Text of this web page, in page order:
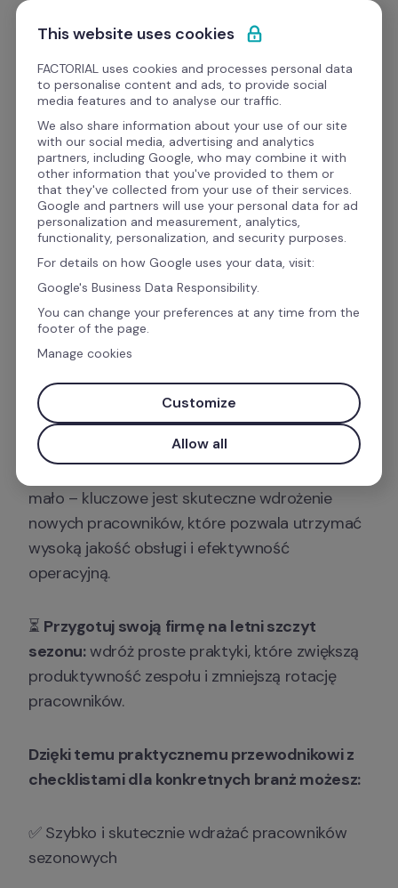
Przejdź do treści
Zacznij darmowo
E-booki
Sezonowy onboarding:
szybka i spójna integracja
zespołów sezonowych
Unikaj błędów operacyjnych i zadbaj o
produktywność zespołów od pierwszego dnia
onboardingu dla handlu detalicznego,
hotelarstwa i gastronomii.
mało – kluczowe jest skuteczne wdrożenie
nowych pracowników, które pozwala utrzymać
wysoką jakość obsługi i efektywność
operacyjną.
⏳ Przygotuj swoją firmę na letni szczyt
sezonu: wdróż proste praktyki, które zwiększą
produktywność zespołu i zmniejszą rotację
pracowników.
Dzięki temu praktycznemu przewodnikowi z
checklistami dla konkretnych branż możesz:
✅ Szybko i skutecznie wdrażać pracowników
sezonowych
This website uses cookies
FACTORIAL uses cookies and processes personal data
to personalise content and ads, to provide social
media features and to analyse our traffic.
We also share information about your use of our site
with our social media, advertising and analytics
partners, including Google, who may combine it with
other information that you've provided to them or
that they've collected from your use of their services.
Google and partners will use your personal data for ad
personalization and measurement, analytics,
functionality, personalization, and security purposes.
For details on how Google uses your data, visit:
Google's Business Data Responsibility.
You can change your preferences at any time from the
footer of the page.
Manage cookies
Customize
Allow all